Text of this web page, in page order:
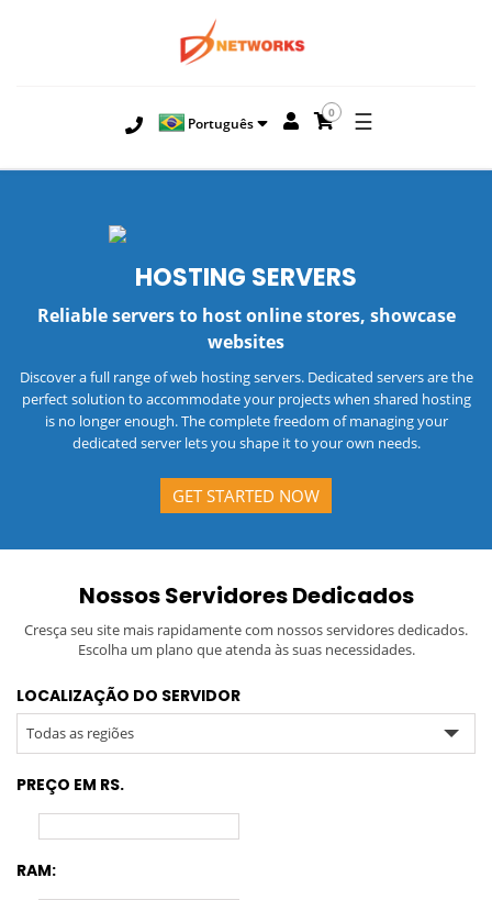
Português
0 ☰
HOSTING SERVERS
Reliable servers to host online stores, showcase
websites
Discover a full range of web hosting servers. Dedicated servers are the
perfect solution to accommodate your projects when shared hosting
is no longer enough. The complete freedom of managing your
dedicated server lets you shape it to your own needs.
GET STARTED NOW
Nossos Servidores Dedicados
Cresça seu site mais rapidamente com nossos servidores dedicados.
Escolha um plano que atenda às suas necessidades.
LOCALIZAÇÃO DO SERVIDOR
Todas as regiões
PREÇO EM RS.
RAM: